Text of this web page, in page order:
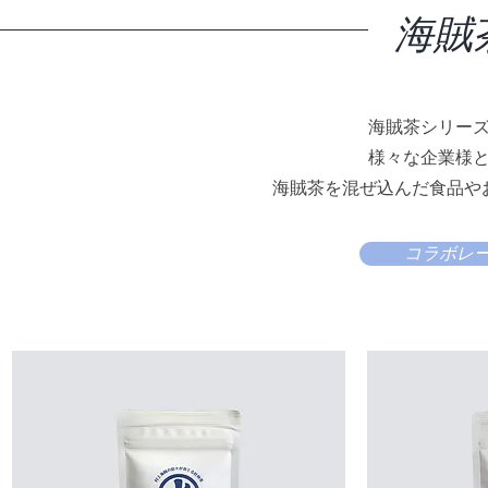
海賊
海賊茶シリー
様々な企業様
海賊茶を混ぜ込んだ食品
コラボレ